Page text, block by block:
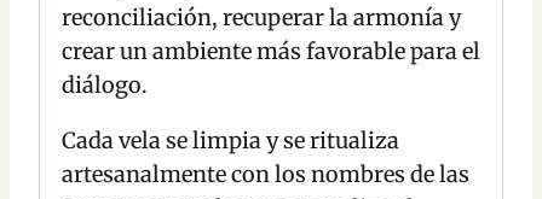
reconciliación, recuperar la armonía y
crear un ambiente más favorable para el
diálogo.
Cada vela se limpia y se ritualiza
artesanalmente con los nombres de las